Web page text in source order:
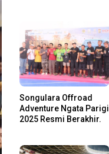
Songulara Offroad
Adventure Ngata Parigi
2025 Resmi Berakhir.